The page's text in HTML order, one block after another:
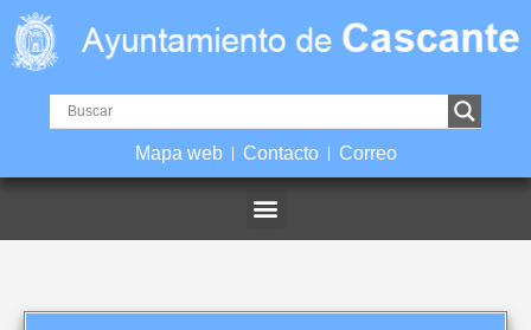
Mapa web Contacto Correo